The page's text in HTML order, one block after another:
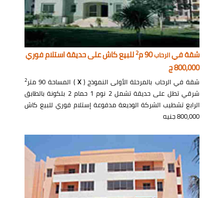
شقة فيالرحاب90 م 2للبيع كاش على حديقة استلام فوري
800,000 ج
شقة في الرحاب بالمرحلة الأولى النموذج (X ) المساحة 90 متر 2
شرقي تطل على حديقة تشمل 2 نوم 1 حمام 2 بلكونة بالطابق
الرابع تشطيب الشركة الوديعة مدفوعة إستلام فوري للبيع كاش
800,000 جنيه